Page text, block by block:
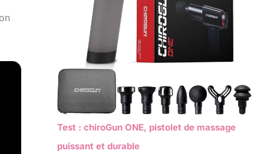
Test : chiroGun ONE, pistolet de massage
puissant et durable